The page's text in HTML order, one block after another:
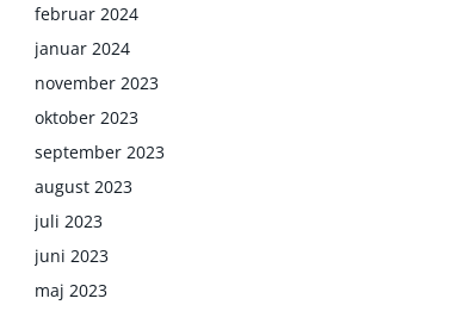
februar 2024
januar 2024
november 2023
oktober 2023
september 2023
august 2023
juli 2023
juni 2023
maj 2023